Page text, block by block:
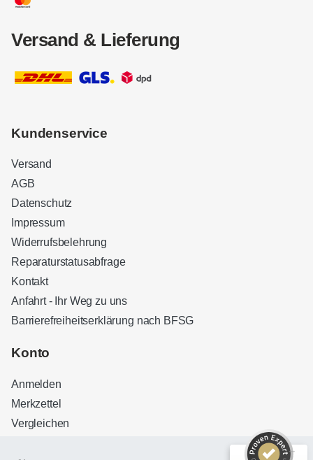
Versand & Lieferung
Kundenservice
Versand
AGB
Datenschutz
Impressum
Widerrufsbelehrung
Reparaturstatusabfrage
Kontakt
Anfahrt - Ihr Weg zu uns
Barrierefreiheitserklärung nach BFSG
Konto
Anmelden
Merkzettel
Vergleichen
Kundenbewertungen und Erfahrungen zu
32
Bewertungen auf
ProvenExpert.com